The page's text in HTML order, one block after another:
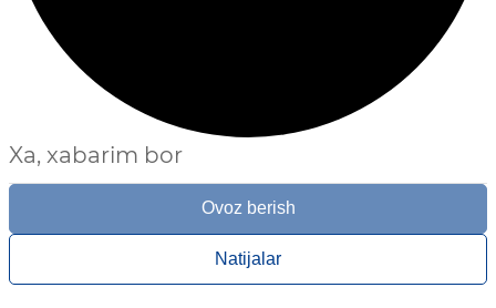
Xa, xabarim bor
Ovoz berish
Natijalar